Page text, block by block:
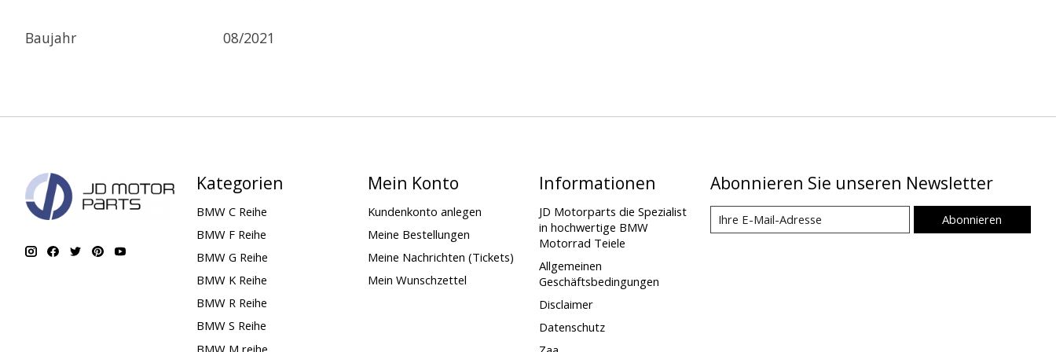
Baujahr 08/2021
Kategorien
BMW C Reihe
BMW F Reihe
BMW G Reihe
BMW K Reihe
BMW R Reihe
BMW S Reihe
BMW M reihe
Mein Konto
Kundenkonto anlegen
Meine Bestellungen
Meine Nachrichten (Tickets)
Mein Wunschzettel
Informationen
JD Motorparts die Spezialist
in hochwertige BMW
Motorrad Teiele
Allgemeinen
Geschäftsbedingungen
Disclaimer
Datenschutz
Abonnieren Sie unseren Newsletter
Abonnieren